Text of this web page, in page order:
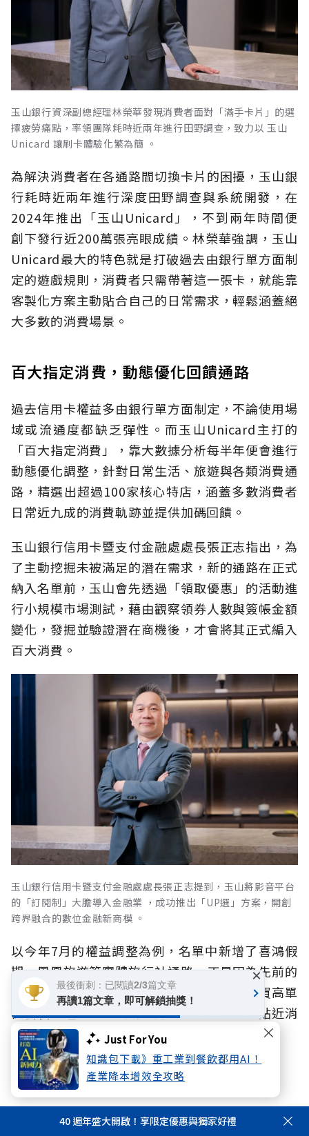
Just For You
知識包下載》重工業到餐飲都用AI！
產業降本增效全攻略
玉山銀行資深副總經理林榮華發現消費者面對「滿手卡片」的選
擇疲勞痛點，率領團隊耗時近兩年進行田野調查，致力以 玉山
Unicard 讓刷卡體驗化繁為簡 。
為解決消費者在各通路間切換卡片的困擾，玉山銀
行耗時近兩年進行深度田野調查與系統開發，在
2024年推出「玉山Unicard」，不到兩年時間便
創下發行近200萬張亮眼成績。林榮華強調，玉山
Unicard最大的特色就是打破過去由銀行單方面制
定的遊戲規則，消費者只需帶著這一張卡，就能靠
客製化方案主動貼合自己的日常需求，輕鬆涵蓋絕
大多數的消費場景。
百大指定消費，動態優化回饋通路
過去信用卡權益多由銀行單方面制定，不論使用場
域或流通度都缺乏彈性。而玉山Unicard主打的
「百大指定消費」，靠大數據分析每半年便會進行
動態優化調整，針對日常生活、旅遊與各類消費通
路，精選出超過100家核心特店，涵蓋多數消費者
日常近九成的消費軌跡並提供加碼回饋。
玉山銀行信用卡暨支付金融處處長張正志指出，為
了主動挖掘未被滿足的潛在需求，新的通路在正式
納入名單前，玉山會先透過「領取優惠」的活動進
行小規模市場測試，藉由觀察領券人數與簽帳金額
變化，發掘並驗證潛在商機後，才會將其正式編入
百大消費。
玉山銀行信用卡暨支付金融處處長張正志提到，玉山將影音平台
的「訂閱制」大膽導入金融業 ，成功推出「UP選」方案，開創
跨界融合的數位金融新商模 。
以今年7月的權益調整為例，名單中新增了喜鴻假
期、鳳凰旅遊等實體旅行社通路，正是因為先前的
「領取優惠」的活動數據顯示，實體團客購買高單
價套裝行程的需求強勁，進而主動讓回饋更貼近消
費者的實際需求。
首創訂閱制「UP選」，提升黏著度
另一方面，為滿足不同客群的消費型態，玉山
40 週年盛大開啟！享限定優惠與獨家好禮
最後衝刺：已閱讀2/3篇文章
再讀1篇文章，即可解鎖抽獎！
×